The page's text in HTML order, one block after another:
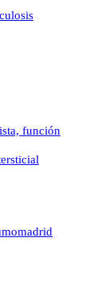
función